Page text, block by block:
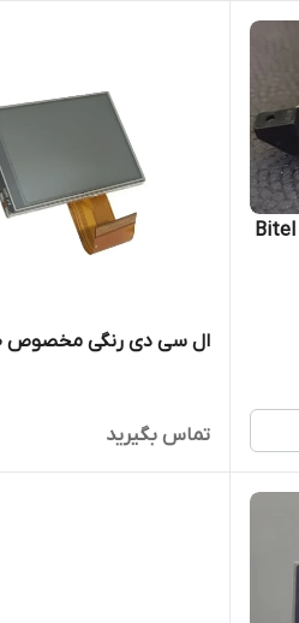
چاپگر کارتخوان فروشگاهی مدل Bitel
ال سی دی رنگی مخصوص PAX S90
تماس بگیرید